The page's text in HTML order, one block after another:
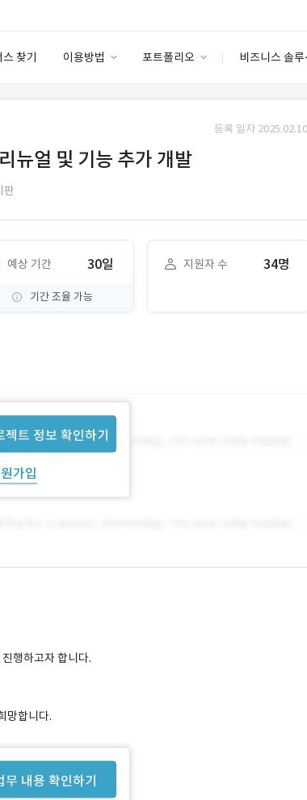
찾기 이용방법 포트폴리오 비즈니스 솔
이용요금
고객센터
안심 코드 케어
등록 일자
뉴얼 및 기능 추가 개발
판
예상 기간 30일
기간 조율 가능
지원자 수 34명
젝트 정보 확인하기
가입
무 내용 확인하기
행하고자 합니다.
망합니다.